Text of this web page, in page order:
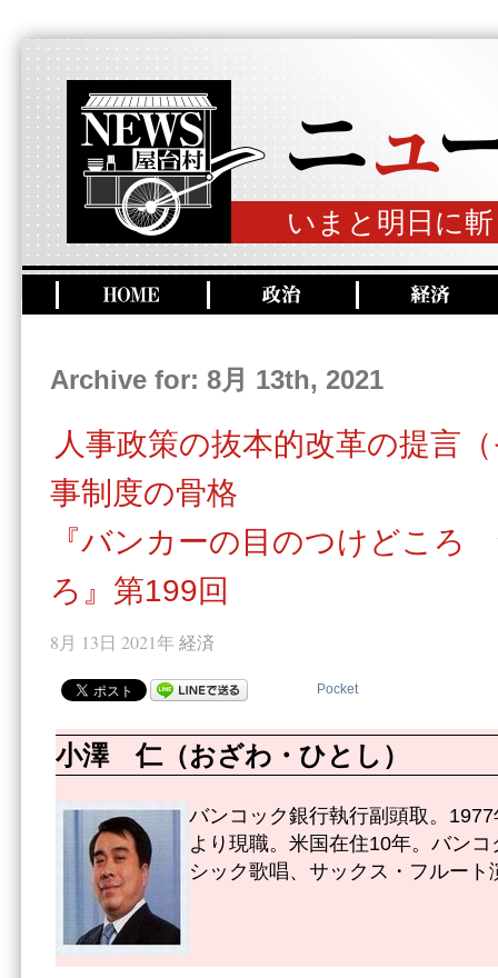
いまと明日に
Archive for: 8月 13th, 2021
人事政策の抜本的改革の提言
事制度の骨格
『バンカーの目のつけどころ
ろ』第199回
8月 13日 2021年 経済
Pocket
小澤 仁（おざわ・ひとし）
バンコック銀行執行副頭取。
より現職。米国在住10年。バン
シック歌唱、サックス・フルート